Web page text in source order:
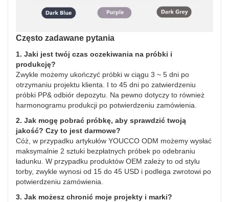
Często zadawane pytania
1. Jaki jest twój czas oczekiwania na próbki i
produkcję?
Zwykle możemy ukończyć próbki w ciągu 3 ~ 5 dni po
otrzymaniu projektu klienta. I to 45 dni po zatwierdzeniu
próbki PP& odbiór depozytu. Na pewno dotyczy to również
harmonogramu produkcji po potwierdzeniu zamówienia.
2. Jak mogę pobrać próbkę, aby sprawdzić twoją
jakość? Czy to jest darmowe?
Cóż, w przypadku artykułów YOUCCO ODM możemy wysłać
maksymalnie 2 sztuki bezpłatnych próbek po odebraniu
ładunku. W przypadku produktów OEM zależy to od stylu
torby, zwykle wynosi od 15 do 45 USD i podlega zwrotowi po
potwierdzeniu zamówienia.
3. Jak możesz chronić moje projekty i marki?